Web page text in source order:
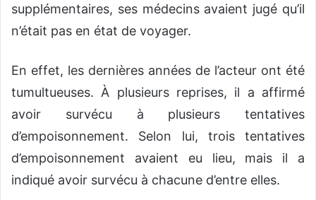
supplémentaires, ses médecins avaient jugé qu’il
n’était pas en état de voyager.
En effet, les dernières années de l’acteur ont été
tumultueuses. À plusieurs reprises, il a affirmé
avoir survécu à plusieurs tentatives
d’empoisonnement. Selon lui, trois tentatives
d’empoisonnement avaient eu lieu, mais il a
indiqué avoir survécu à chacune d’entre elles.